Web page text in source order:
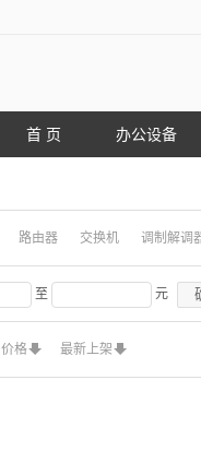
首 页 办公设备
路由器 交换机 调制解调
至 元
价格 最新上架